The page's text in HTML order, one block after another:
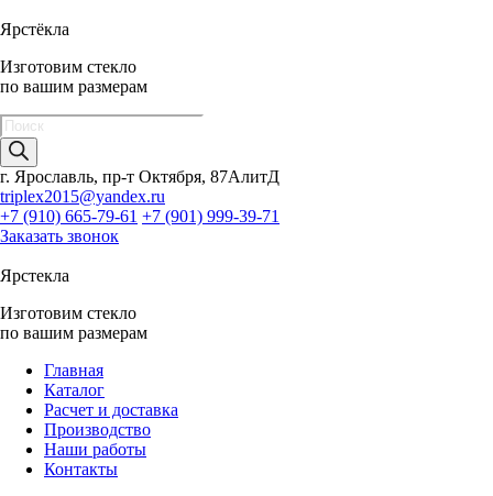
Ярстёкла
Изготовим стекло
по вашим размерам
Поиск
товаров
г. Ярославль, пр-т Октября, 87АлитД
triplex2015@yandex.ru
+7 (910) 665-79-61 +7 (901) 999-39-71
Заказать звонок
Ярстекла
Изготовим стекло
по вашим размерам
Главная
Каталог
Расчет и доставка
Производство
Наши работы
Контакты